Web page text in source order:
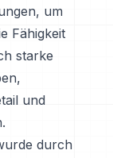
um
Fähigkeit
starke
und
durch